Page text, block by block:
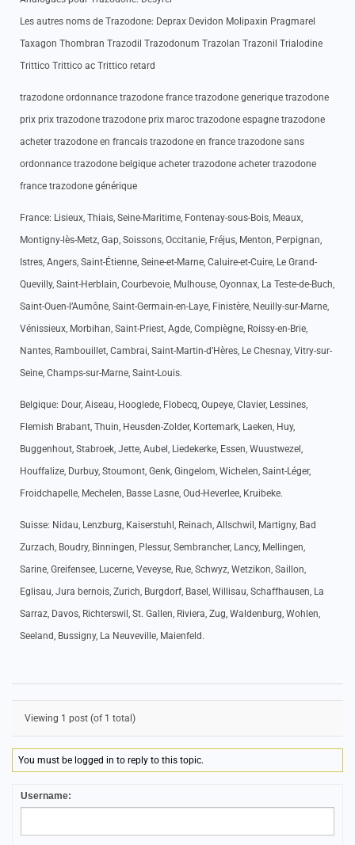
Les autres noms de Trazodone: Deprax Devidon Molipaxin Pragmarel
Taxagon Thombran Trazodil Trazodonum Trazolan Trazonil Trialodine
Trittico Trittico ac Trittico retard
trazodone ordonnance trazodone france trazodone generique trazodone
prix prix trazodone trazodone prix maroc trazodone espagne trazodone
acheter trazodone en francais trazodone en france trazodone sans
ordonnance trazodone belgique acheter trazodone acheter trazodone
france trazodone générique
France: Lisieux, Thiais, Seine-Maritime, Fontenay-sous-Bois, Meaux,
Montigny-lès-Metz, Gap, Soissons, Occitanie, Fréjus, Menton, Perpignan,
Istres, Angers, Saint-Étienne, Seine-et-Marne, Caluire-et-Cuire, Le Grand-
Quevilly, Saint-Herblain, Courbevoie, Mulhouse, Oyonnax, La Teste-de-Buch,
Saint-Ouen-l’Aumône, Saint-Germain-en-Laye, Finistère, Neuilly-sur-Marne,
Vénissieux, Morbihan, Saint-Priest, Agde, Compiègne, Roissy-en-Brie,
Nantes, Rambouillet, Cambrai, Saint-Martin-d’Hères, Le Chesnay, Vitry-sur-
Seine, Champs-sur-Marne, Saint-Louis.
Belgique: Dour, Aiseau, Hooglede, Flobecq, Oupeye, Clavier, Lessines,
Flemish Brabant, Thuin, Heusden-Zolder, Kortemark, Laeken, Huy,
Buggenhout, Stabroek, Jette, Aubel, Liedekerke, Essen, Wuustwezel,
Houffalize, Durbuy, Stoumont, Genk, Gingelom, Wichelen, Saint-Léger,
Froidchapelle, Mechelen, Basse Lasne, Oud-Heverlee, Kruibeke.
Suisse: Nidau, Lenzburg, Kaiserstuhl, Reinach, Allschwil, Martigny, Bad
Zurzach, Boudry, Binningen, Plessur, Sembrancher, Lancy, Mellingen,
Sarine, Greifensee, Lucerne, Veveyse, Rue, Schwyz, Wetzikon, Saillon,
Eglisau, Jura bernois, Zurich, Burgdorf, Basel, Willisau, Schaffhausen, La
Sarraz, Davos, Richterswil, St. Gallen, Riviera, Zug, Waldenburg, Wohlen,
Seeland, Bussigny, La Neuveville, Maienfeld.
Viewing 1 post (of 1 total)
You must be logged in to reply to this topic.
Username: